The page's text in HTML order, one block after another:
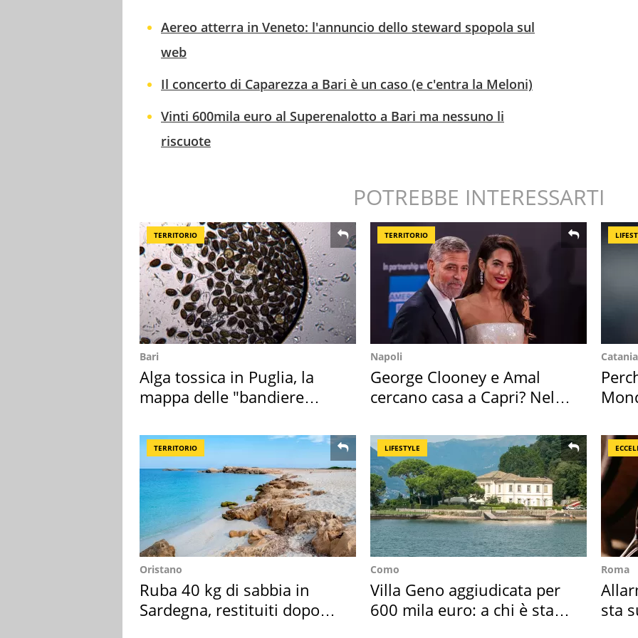
Aereo atterra in Veneto: l'annuncio dello steward spopola sul
web
Il concerto di Caparezza a Bari è un caso (e c'entra la Meloni)
Vinti 600mila euro al Superenalotto a Bari ma nessuno li
riscuote
POTREBBE INTERESSARTI
TERRITORIO
Bari
Alga tossica in Puglia, la
mappa delle "bandiere
TERRITORIO
Napoli
George Clooney e Amal
cercano casa a Capri? Nel
Catania
TERRITORIO
Oristano
Ruba 40 kg di sabbia in
Sardegna, restituiti dopo
LIFESTYLE
Como
Villa Geno aggiudicata per
600 mila euro: a chi è stata
Roma
sta